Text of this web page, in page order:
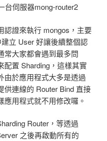
台伺服器mong-router2
認證來執行 mongos，主要
立 User 好讓後續整個認
常大家都會遇到最多問
配置 Sharding，這樣其實
由於應用程式大多是透過
供連線的 Router Bind 直接
應用程式就不用修改囉。
Router，等透過
之後再啟動所有的